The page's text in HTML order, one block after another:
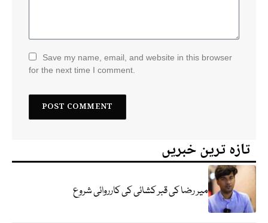
Save my name, email, and website in this browser
for the next time I comment.
تازہ ترین خبریں
میر رضا کی قبر کشائی کی کارروائی شروع